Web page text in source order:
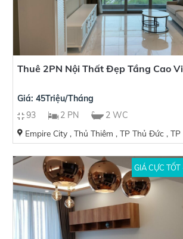
Thuê 2PN Nội Thất Đẹp Tầng Cao
Giá: 45Triệu/Tháng
93
2 PN 2 WC
Empire City , Thủ Thiêm , TP Thủ Đức , TP
GIÁ CỰC